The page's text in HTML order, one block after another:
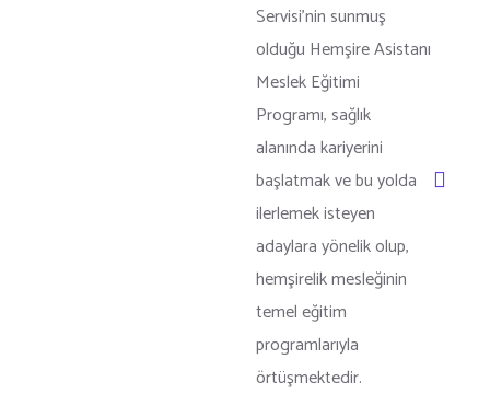
Servisi’nin sunmuş
olduğu Hemşire Asistanı
Meslek Eğitimi
Programı, sağlık
alanında kariyerini
başlatmak ve bu yolda
ilerlemek isteyen
adaylara yönelik olup,
hemşirelik mesleğinin
temel eğitim
programlarıyla
örtüşmektedir.